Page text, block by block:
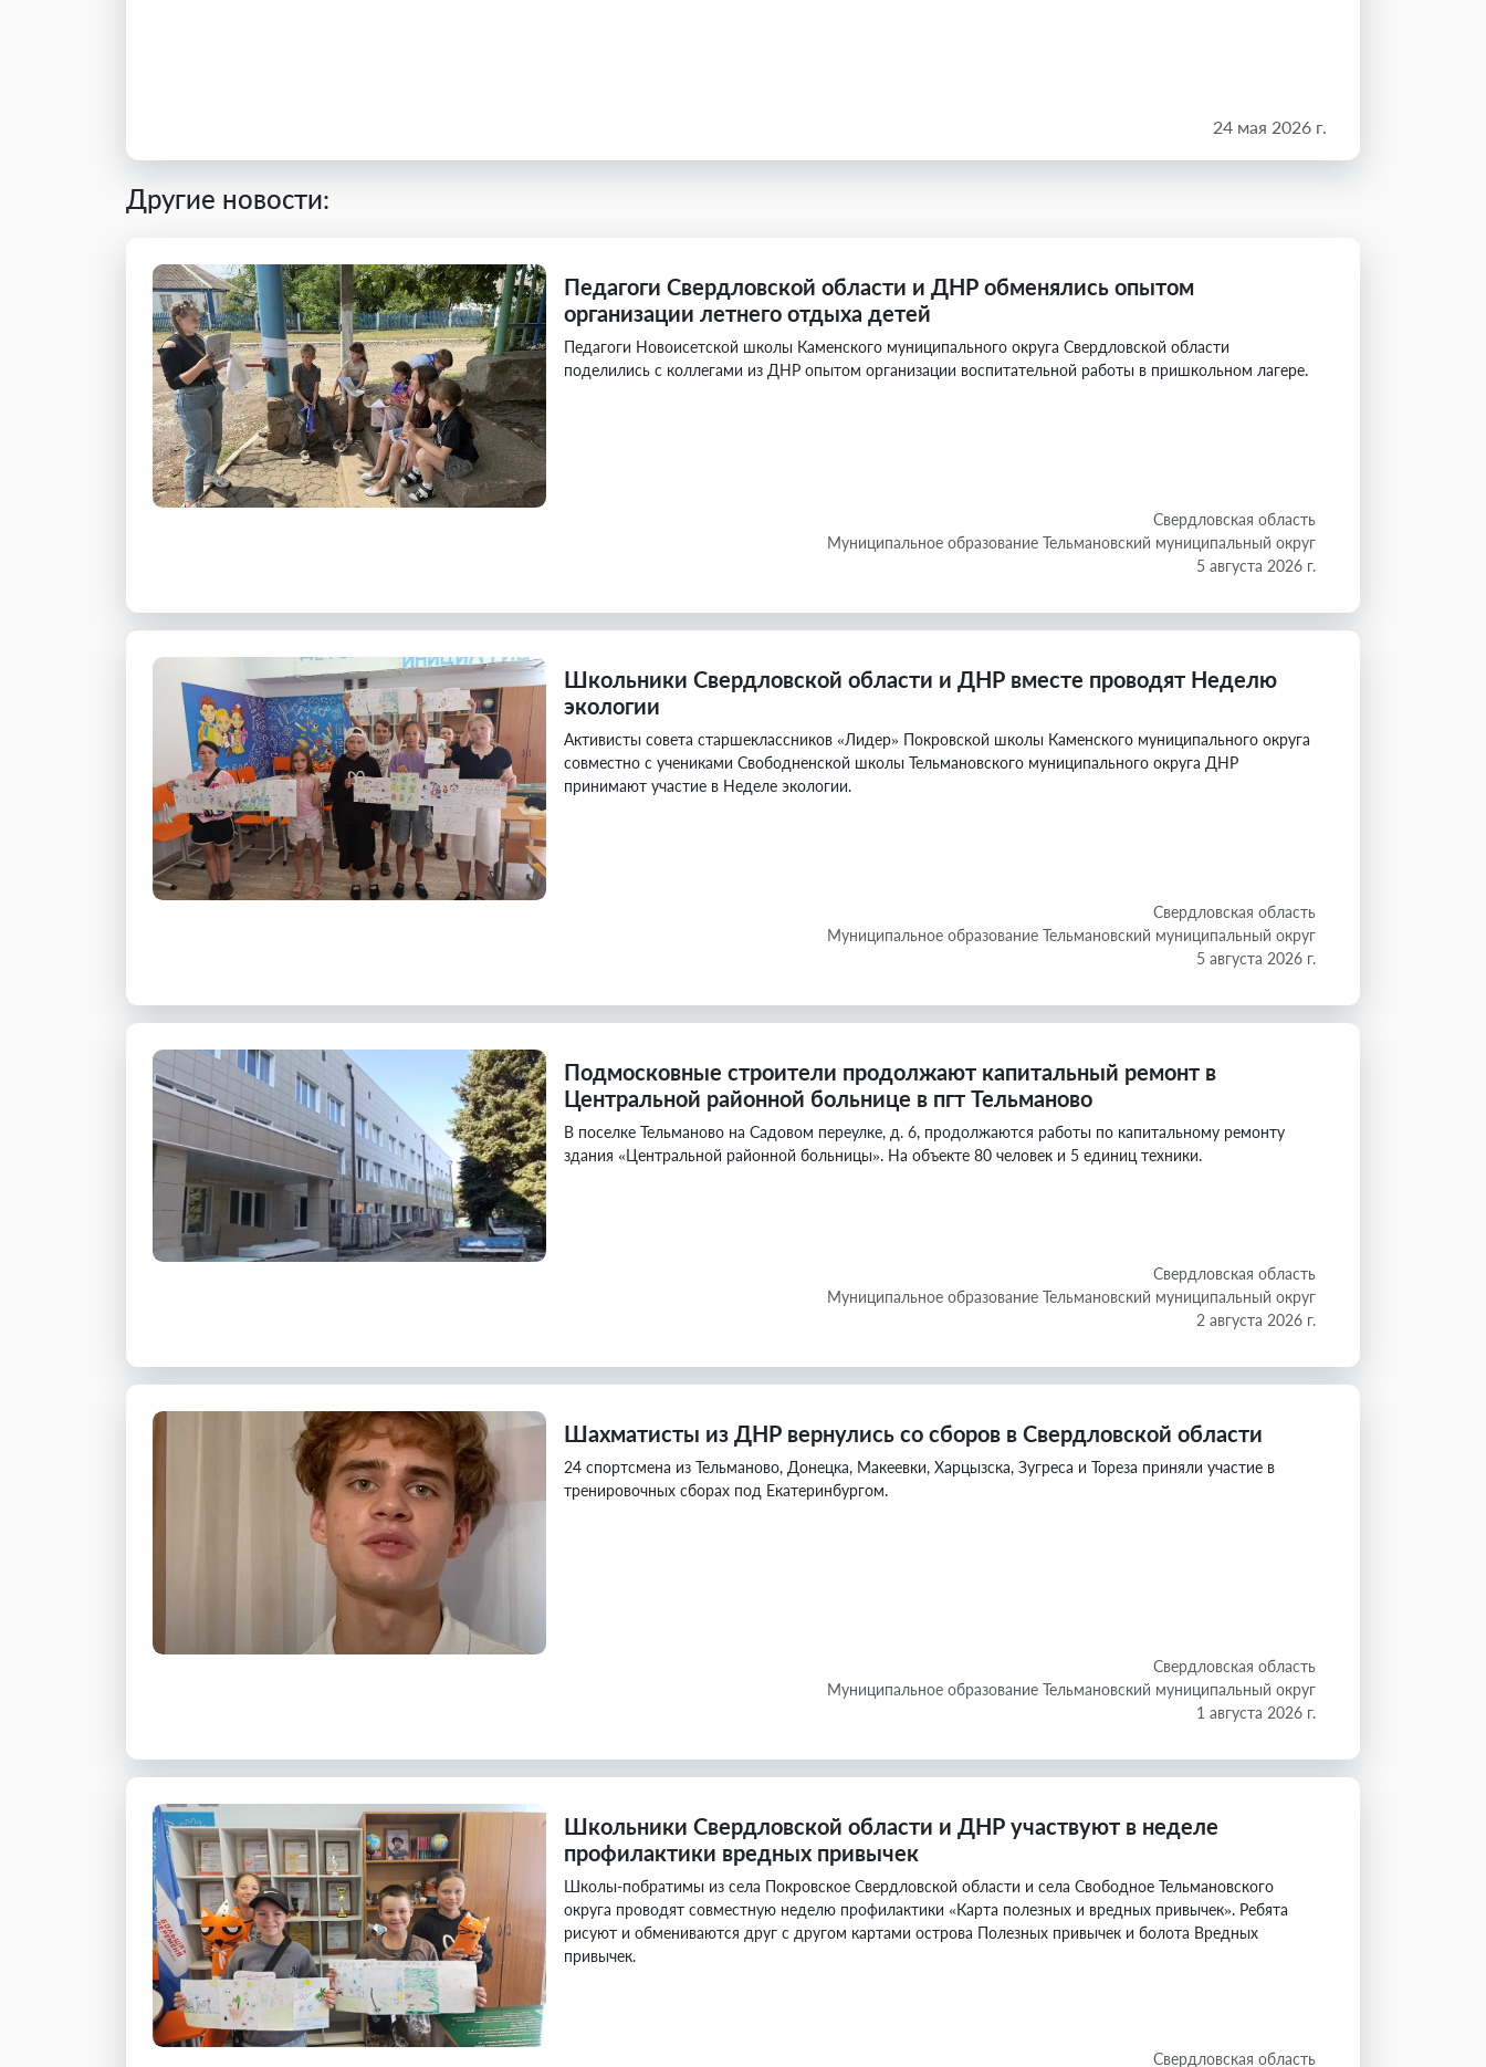
24 мая 2026 г.
Другие новости:
Педагоги Свердловской области и ДНР обменялись опытом
организации летнего отдыха детей
Педагоги Новоисетской школы Каменского муниципального округа Свердловской области
поделились с коллегами из ДНР опытом организации воспитательной работы в пришкольном лагере.
Свердловская область
Муниципальное образование Тельмановский муниципальный округ
5 августа 2026 г.
Школьники Свердловской области и ДНР вместе проводят Неделю
экологии
Активисты совета старшеклассников «Лидер» Покровской школы Каменского муниципального округа
совместно с учениками Свободненской школы Тельмановского муниципального округа ДНР
принимают участие в Неделе экологии.
Свердловская область
Муниципальное образование Тельмановский муниципальный округ
5 августа 2026 г.
Подмосковные строители продолжают капитальный ремонт в
Центральной районной больнице в пгт Тельманово
В поселке Тельманово на Садовом переулке, д. 6, продолжаются работы по капитальному ремонту
здания «Центральной районной больницы». На объекте 80 человек и 5 единиц техники.
Свердловская область
Муниципальное образование Тельмановский муниципальный округ
2 августа 2026 г.
Шахматисты из ДНР вернулись со сборов в Свердловской области
24 спортсмена из Тельманово, Донецка, Макеевки, Харцызска, Зугреса и Тореза приняли участие в
тренировочных сборах под Екатеринбургом.
Свердловская область
Муниципальное образование Тельмановский муниципальный округ
1 августа 2026 г.
Школьники Свердловской области и ДНР участвуют в неделе
профилактики вредных привычек
Школы-побратимы из села Покровское Свердловской области и села Свободное Тельмановского
округа проводят совместную неделю профилактики «Карта полезных и вредных привычек». Ребята
рисуют и обмениваются друг с другом картами острова Полезных привычек и болота Вредных
привычек.
Свердловская область